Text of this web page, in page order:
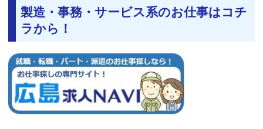
製造・事務・サービス系のお仕事はコチ
ラから！